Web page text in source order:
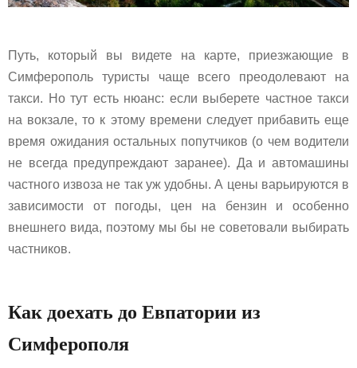
Путь, который вы видете на карте, приезжающие в
Симферополь туристы чаще всего преодолевают на
такси. Но тут есть нюанс: если выберете частное такси
на вокзале, то к этому времени следует прибавить еще
время ожидания остальных попутчиков (о чем водители
не всегда предупреждают заранее). Да и автомашины
частного извоза не так уж удобны. А цены варьируются в
зависимости от погоды, цен на бензин и особенно
внешнего вида, поэтому мы бы не советовали выбирать
частников.
Как доехать до Евпатории из
Симферополя